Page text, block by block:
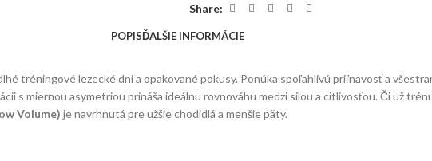
Share:
POPISĎALŠIE INFORMÁCIE
tréningové lezecké dni a opakované pokusy. Ponúka spoľahlivú priľnavosť a
s miernou asymetriou prináša ideálnu rovnováhu medzi silou a citlivosťou. Či už
Volume) je navrhnutá pre užšie chodidlá a menšie päty.